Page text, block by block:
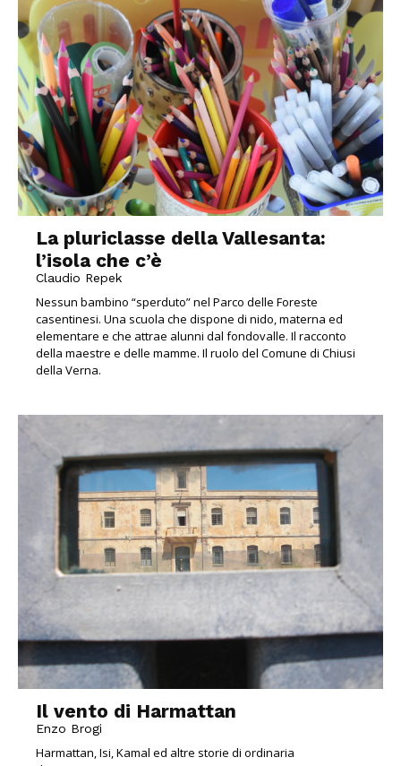
La pluriclasse della Vallesanta:
l’isola che c’è
Claudio Repek
Nessun bambino “sperduto” nel Parco delle Foreste
casentinesi. Una scuola che dispone di nido, materna ed
elementare e che attrae alunni dal fondovalle. Il racconto
della maestre e delle mamme. Il ruolo del Comune di Chiusi
della Verna.
Il vento di Harmattan
Enzo Brogi
Harmattan, Isi, Kamal ed altre storie di ordinaria